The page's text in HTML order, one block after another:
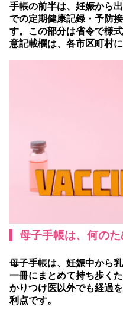
手帳の前半は、妊娠から
での定期健康記録・予防
す。この部分は省令で様
意記載欄は、各市区町村
母子手帳は、何の
母子手帳は、妊娠中から
一冊にまとめて持ち歩く
かりつけ医以外でも経過
利点です。